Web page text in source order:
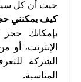
حيث أن كل
كيف يمكنني
بإمكانك
الإنترنت، أو
الشركة
المناسبة.